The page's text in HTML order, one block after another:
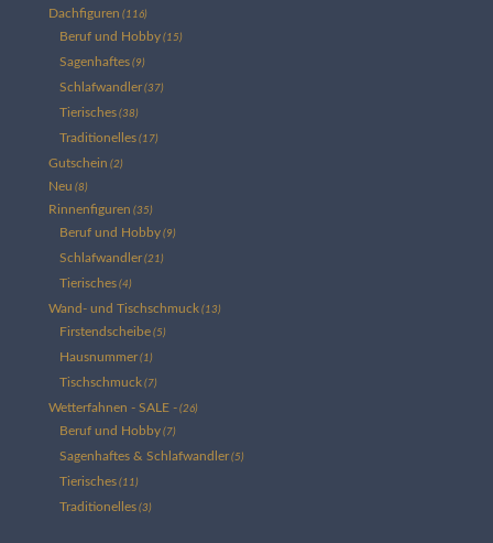
Dachfiguren (116)
Beruf und Hobby (15)
Sagenhaftes (9)
Schlafwandler (37)
Tierisches (38)
Traditionelles (17)
Gutschein (2)
Neu (8)
Rinnenfiguren (35)
Beruf und Hobby (9)
Schlafwandler (21)
Tierisches (4)
Wand- und Tischschmuck (13)
Firstendscheibe (5)
Hausnummer (1)
Tischschmuck (7)
Wetterfahnen - SALE - (26)
Beruf und Hobby (7)
Sagenhaftes & Schlafwandler (5)
Tierisches (11)
Traditionelles (3)